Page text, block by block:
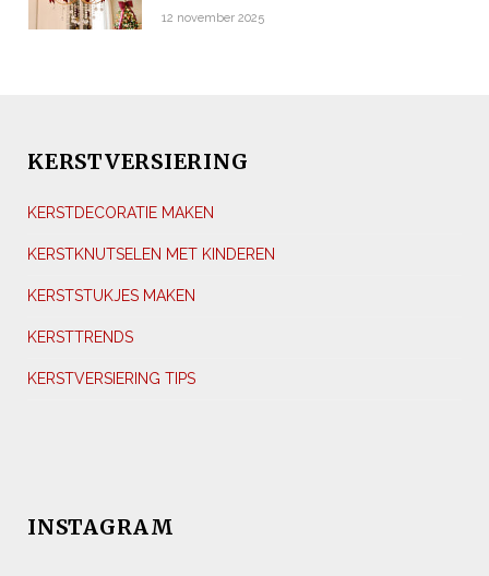
12 november 2025
KERSTVERSIERING
KERSTDECORATIE MAKEN
KERSTKNUTSELEN MET KINDEREN
KERSTSTUKJES MAKEN
KERSTTRENDS
KERSTVERSIERING TIPS
INSTAGRAM